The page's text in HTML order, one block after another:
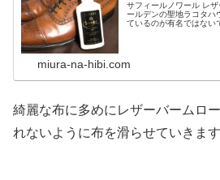
サフィールノワール レ
ールデンの聖地ラコタハ
ているのが有名ではない
miura-na-hibi.com
綺麗な布に多めにレザーバームロ
れないように布を滑らせていきます